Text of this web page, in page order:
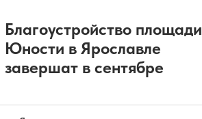
Благоустройство площади
Юности в Ярославле
завершат в сентябре